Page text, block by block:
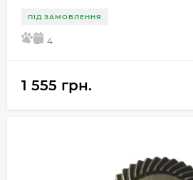
ПІД ЗАМОВЛЕННЯ
5 4
1 555 грн.